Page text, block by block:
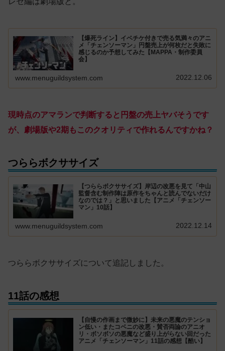
【爆死ライン】イベチケ付きで売る気満々のアニ
メ「チェンソーマン」円盤売上が何枚だと失敗に
感じるのか予想してみた【MAPPA・制作委員
会】
www.menuguildsystem.com 2022.12.06
現時点のアマランで判断すると円盤の売上ヤバそうです
が、劇場版や2期もこのクオリティで作れるんですかね？
つららボクササイズ
【つららボクササイズ】岸辺の改悪を見て「中山
監督含む制作陣は原作をちゃんと読んでないだけ
なのでは？」と思いました【アニメ「チェンソー
マン」10話】
www.menuguildsystem.com 2022.12.14
つららボクササイズについて追記しました。
11話の感想
【自慢の作画まで微妙に】未来の悪魔のテンショ
ン低い・またコベニの改悪・賛否両論のアニオ
リ・ボソボソの悪魔など盛り上がらない回だった
アニメ「チェンソーマン」11話の感想【酷い】